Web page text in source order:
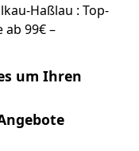
Haßlau : Top-
99€ –
um Ihren